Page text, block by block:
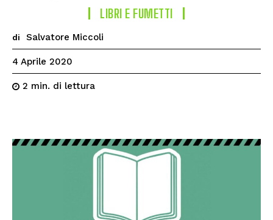
LIBRI E FUMETTI
di Salvatore Miccoli
4 Aprile 2020
2 min. di lettura